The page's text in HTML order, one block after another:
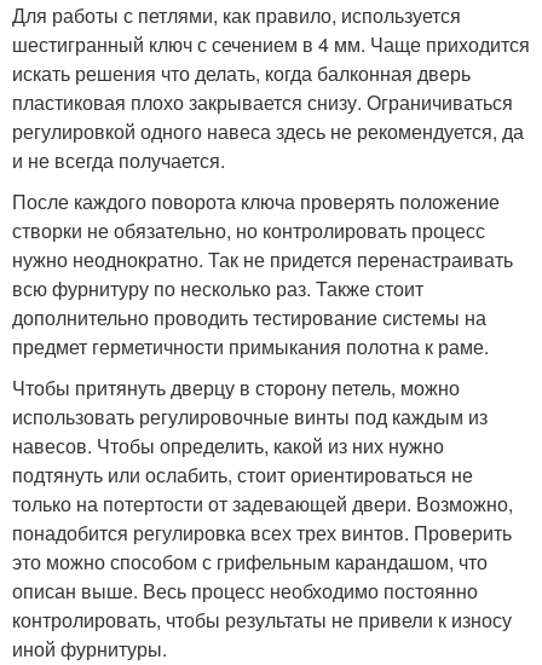
Для работы с петлями, как правило, используется
шестигранный ключ с сечением в 4 мм. Чаще приходится
искать решения что делать, когда балконная дверь
пластиковая плохо закрывается снизу. Ограничиваться
регулировкой одного навеса здесь не рекомендуется, да
и не всегда получается.
После каждого поворота ключа проверять положение
створки не обязательно, но контролировать процесс
нужно неоднократно. Так не придется перенастраивать
всю фурнитуру по несколько раз. Также стоит
дополнительно проводить тестирование системы на
предмет герметичности примыкания полотна к раме.
Чтобы притянуть дверцу в сторону петель, можно
использовать регулировочные винты под каждым из
навесов. Чтобы определить, какой из них нужно
подтянуть или ослабить, стоит ориентироваться не
только на потертости от задевающей двери. Возможно,
понадобится регулировка всех трех винтов. Проверить
это можно способом с грифельным карандашом, что
описан выше. Весь процесс необходимо постоянно
контролировать, чтобы результаты не привели к износу
иной фурнитуры.